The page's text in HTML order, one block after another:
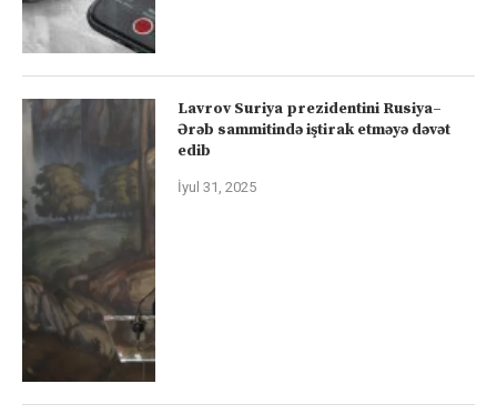
Lavrov Suriya prezidentini Rusiya–
Ərəb sammitində iştirak etməyə dəvət
edib
İyul 31, 2025